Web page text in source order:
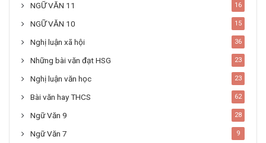
NGỮ VĂN 11 16
NGỮ VĂN 10 15
Nghị luận xã hội 36
Những bài văn đạt HSG 23
Nghị luận văn học 23
Bài văn hay THCS 62
Ngữ Văn 9 28
Ngữ Văn 7 9